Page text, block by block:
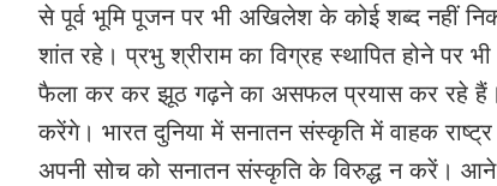
से पूर्व भूमि पूजन पर भी अखिलेश के कोई शब्द नहीं
शांत रहे। प्रभु श्रीराम का विग्रह स्थापित होने
फैला कर कर झूठ गढ़ने का असफल प्रयास कर रहे हैं।
करेंगे। भारत दुनिया में सनातन संस्कृति में वाहक
अपनी सोच को सनातन संस्कृति के विरुद्ध न करें। आने